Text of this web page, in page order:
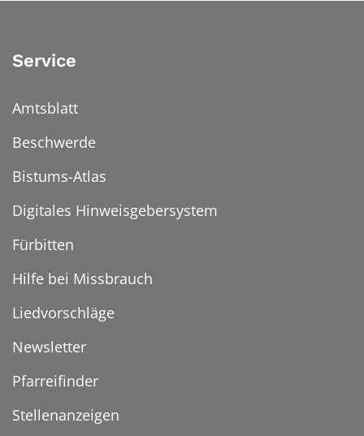
Service
Amtsblatt
Beschwerde
Bistums-Atlas
Digitales Hinweisgebersystem
Fürbitten
Hilfe bei Missbrauch
Liedvorschläge
Newsletter
Pfarreifinder
Stellenanzeigen